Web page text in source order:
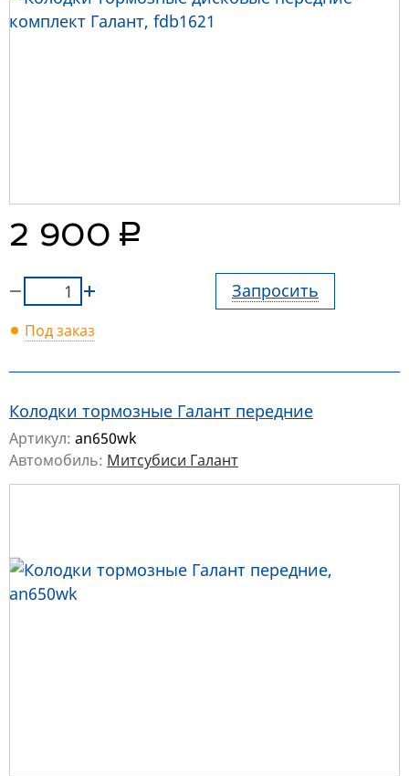
2 900 руб.
Запросить
Под заказ
Колодки тормозные Галант передние
Артикул: an650wk
Автомобиль: Митсубиси Галант